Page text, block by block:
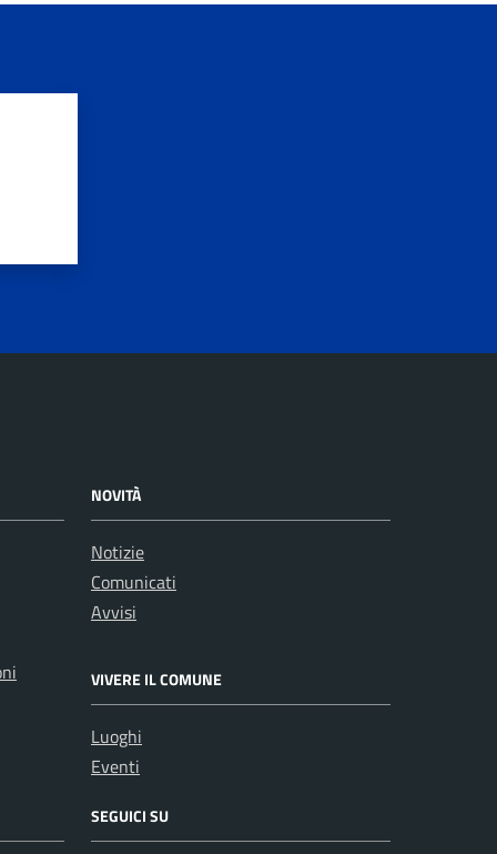
NOVITÀ
Notizie
Comunicati
Avvisi
VIVERE IL COMUNE
Luoghi
Eventi
SEGUICI SU